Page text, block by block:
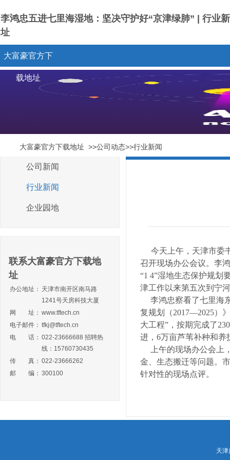
李鸿忠五进七里海湿地：坚决守护好“京津绿肺” | 行业
址
大富豪官方下
载地址
大富豪官方下载地址 >>公司动态>>行业新闻
今天上午，天津市委
召开现场办公会议。李
“1 4”湿地生态保护规划
津工作以来第五次到宁
李鸿忠察看了七里海
复规划（2017—2025）
大工程”，按期完成了
进，6万亩芦苇补种和养
上午的现场办公会上
金、生态搬迁等问题。
针对性的现场点评。
公司新闻
行业新闻
企业园地
联系大富豪官方下载地
址
办公地址： 天津市南开区南马路
1241号天房科技大厦
网 址： www.tftech.cn
电子邮件： tfkj@tftech.cn
电 话： 022-23666688 招聘热
线：15760730435
传 真： 022-23666262
邮 编： 300100
天